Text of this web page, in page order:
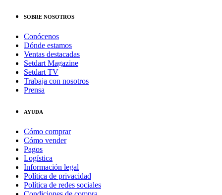
SOBRE NOSOTROS
Conócenos
Dónde estamos
Ventas destacadas
Setdart Magazine
Setdart TV
Trabaja con nosotros
Prensa
AYUDA
Cómo comprar
Cómo vender
Pagos
Logística
Información legal
Política de privacidad
Política de redes sociales